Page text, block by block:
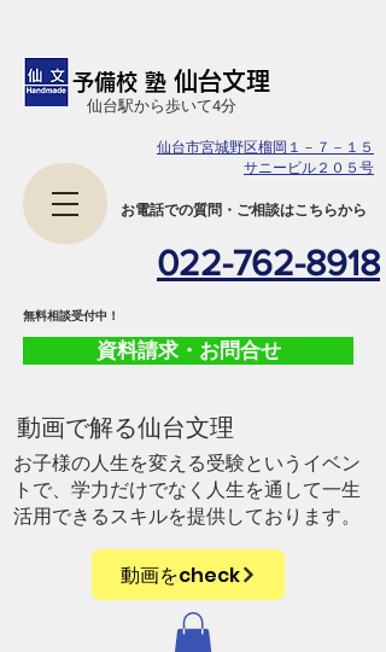
予備校 塾 仙台文理
022-762-8918
資料請求・お問合せ
​お電話での質問・ご相談はこちらから
​仙台駅から歩いて4分
​無料相談受付中！
仙台市宮城野区榴岡１－７－１５
サニービル２０５号
​動画で解る仙台文理
お子様の人生を変える受験というイベン
トで、学力だけでなく人生を通して一生
活用できるスキルを提供しております。
動画をcheck